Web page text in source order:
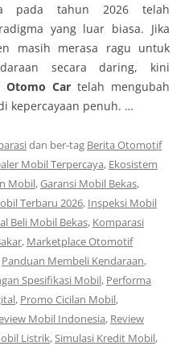
pada tahun 2026 telah
yang luar biasa. Jika
masih merasa ragu untuk
secara daring, kini
Otomo Car telah mengubah
kepercayaan penuh. …
dan ber-tag Berita Otomotif
Mobil Terpercaya, Ekosistem
Mobil,Garansi Mobil Bekas,
Terbaru 2026, Inspeksi Mobil
Beli Mobil Bekas, Komparasi
, Marketplace Otomotif
Panduan Membeli Kendaraan,
Spesifikasi Mobil, Performa
, Promo Cicilan Mobil,
Mobil Indonesia, Review
Listrik,Simulasi Kredit Mobil,